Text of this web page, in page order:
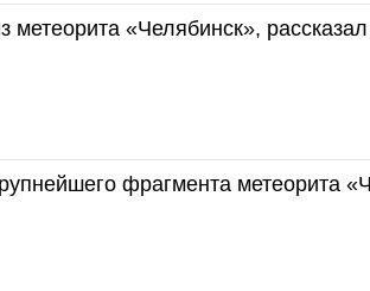
«Челябинск», рассказал
фрагмента метеорита